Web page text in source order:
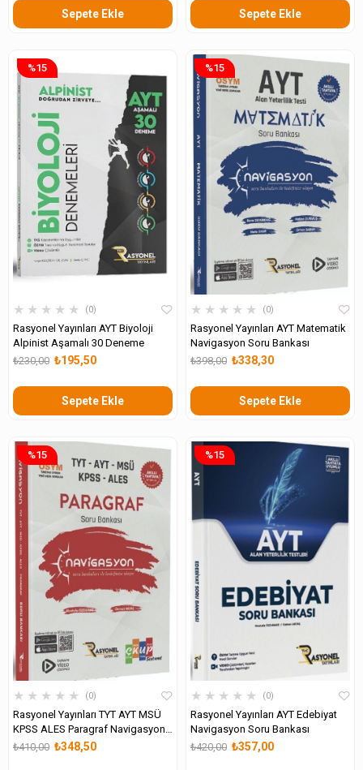
Sepete Ekle Sepete Ekle
★ ★ ★ ★ ★ 0
Rasyonel Yayınları AYT Biyoloji
Alpinist Aşamalı 30 Deneme
₺195,50
₺230,00
Sepete Ekle
%15
★ ★ ★ ★ ★ 0
Rasyonel Yayınları AYT Matematik
Navigasyon Soru Bankası
₺338,30
₺398,00
Sepete Ekle
%15
★ ★ ★ ★ ★ 0
Rasyonel Yayınları TYT AYT MSÜ
KPSS ALES Paragraf Navigasyon
Soru Bankası₺348,50
₺410,00
%15
★ ★ ★ ★ ★ 0
Rasyonel Yayınları AYT Edebiyat
Navigasyon Soru Bankası
₺357,00
₺420,00
%15